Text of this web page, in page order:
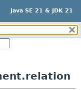
Java SE 21 & JDK 21
:
とインタフェース